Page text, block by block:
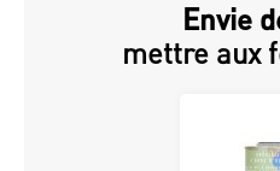
Envie
mettre aux